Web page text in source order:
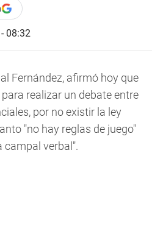
08:32
Fernández, afirmó hoy que
realizar un debate entre
por no existir la ley
"no hay reglas de juego"
campal verbal".